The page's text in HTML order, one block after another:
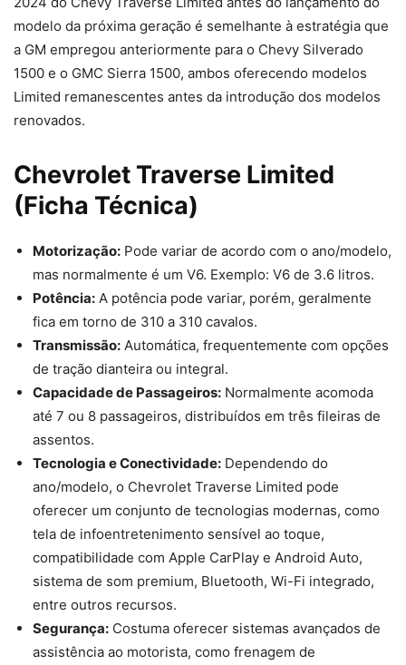
modelo da próxima geração é semelhante à estratégia que
a GM empregou anteriormente para o Chevy Silverado
1500 e o GMC Sierra 1500, ambos oferecendo modelos
Limited remanescentes antes da introdução dos modelos
renovados.
Chevrolet Traverse Limited
(Ficha Técnica)
Motorização: Pode variar de acordo com o ano/modelo,
mas normalmente é um V6. Exemplo: V6 de 3.6 litros.
Potência: A potência pode variar, porém, geralmente
fica em torno de 310 a 310 cavalos.
Transmissão: Automática, frequentemente com opções
de tração dianteira ou integral.
Capacidade de Passageiros: Normalmente acomoda
até 7 ou 8 passageiros, distribuídos em três fileiras de
assentos.
Tecnologia e Conectividade: Dependendo do
ano/modelo, o Chevrolet Traverse Limited pode
oferecer um conjunto de tecnologias modernas, como
tela de infoentretenimento sensível ao toque,
compatibilidade com Apple CarPlay e Android Auto,
sistema de som premium, Bluetooth, Wi-Fi integrado,
entre outros recursos.
Segurança: Costuma oferecer sistemas avançados de
assistência ao motorista, como frenagem de